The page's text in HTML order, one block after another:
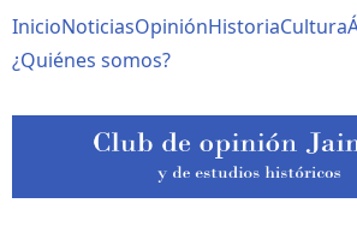
al
contenido
Navegación
principal
InicioNoticiasOpiniónHistoriaCultura
¿Quiénes somos?